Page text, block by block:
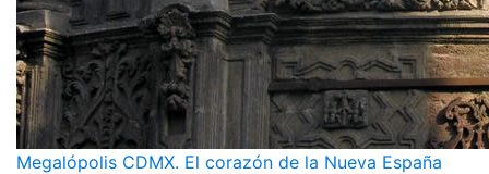
Megalópolis CDMX. El corazón de la Nueva España